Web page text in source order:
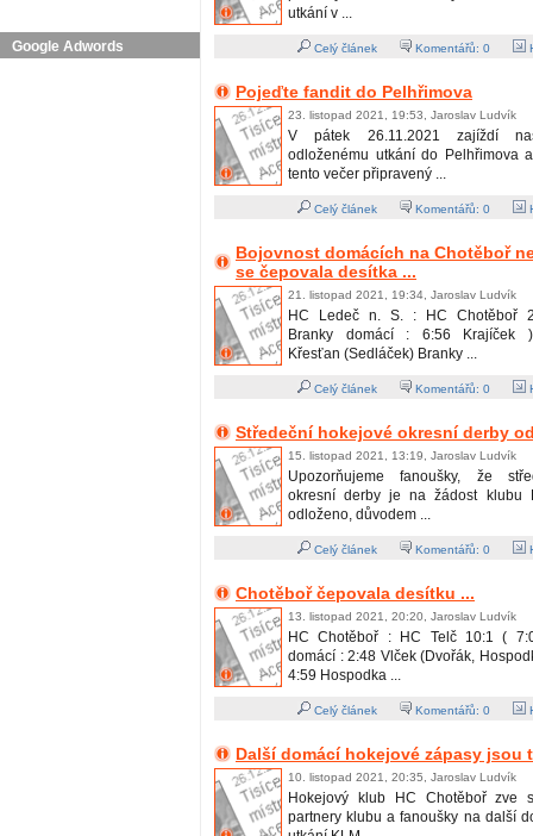
Google Adwords
utkání v ...
Celý článek Komentářů: 0
Pojeďte fandit do Pelhřimova
23. listopad 2021, 19:53, Jaroslav Ludvík
V pátek 26.11.2021 zajíždí
odloženému utkání do Pelhřimova
tento večer připravený ...
Celý článek Komentářů: 0
Bojovnost domácích na Chotěboř
se čepovala desítka ...
21. listopad 2021, 19:34, Jaroslav Ludvík
HC Ledeč n. S. : HC Chotěboř
Branky domácí : 6:56 Krajíček
Křesťan (Sedláček) Branky ...
Celý článek Komentářů: 0
Středeční hokejové okresní derby
15. listopad 2021, 13:19, Jaroslav Ludvík
Upozorňujeme fanoušky, že
okresní derby je na žádost klubu
odloženo, důvodem ...
Celý článek Komentářů: 0
Chotěboř čepovala desítku ...
13. listopad 2021, 20:20, Jaroslav Ludvík
HC Chotěboř : HC Telč 10:1 (
domácí : 2:48 Vlček (Dvořák,
4:59 Hospodka ...
Celý článek Komentářů: 0
Další domácí hokejové zápasy jsou
10. listopad 2021, 20:35, Jaroslav Ludvík
Hokejový klub HC Chotěboř zve
partnery klubu a fanoušky na další